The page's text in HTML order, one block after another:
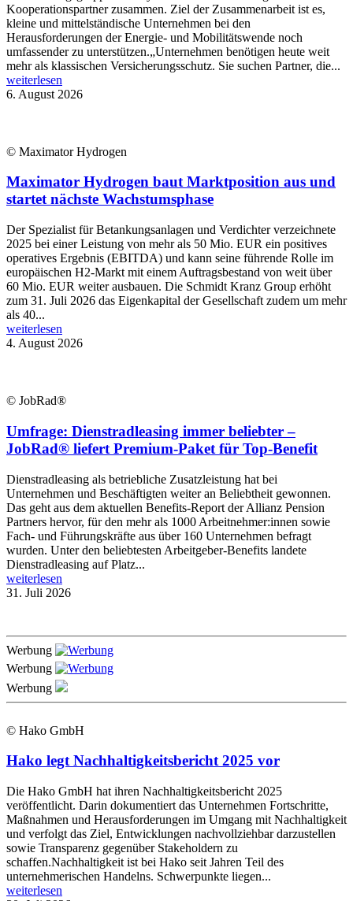
Kooperationspartner zusammen. Ziel der Zusammenarbeit ist es,
kleine und mittelständische Unternehmen bei den
Herausforderungen der Energie- und Mobilitätswende noch
umfassender zu unterstützen.„Unternehmen benötigen heute weit
mehr als klassischen Versicherungsschutz. Sie suchen Partner, die...
weiterlesen
6. August 2026
© Maximator Hydrogen
Maximator Hydrogen baut Marktposition aus und
startet nächste Wachstumsphase
Der Spezialist für Betankungsanlagen und Verdichter verzeichnete
2025 bei einer Leistung von mehr als 50 Mio. EUR ein positives
operatives Ergebnis (EBITDA) und kann seine führende Rolle im
europäischen H2-Markt mit einem Auftragsbestand von weit über
60 Mio. EUR weiter ausbauen. Die Schmidt Kranz Group erhöht
zum 31. Juli 2026 das Eigenkapital der Gesellschaft zudem um mehr
als 40...
weiterlesen
4. August 2026
© JobRad®
Umfrage: Dienstradleasing immer beliebter –
JobRad® liefert Premium-Paket für Top-Benefit
Dienstradleasing als betriebliche Zusatzleistung hat bei
Unternehmen und Beschäftigten weiter an Beliebtheit gewonnen.
Das geht aus dem aktuellen Benefits-Report der Allianz Pension
Partners hervor, für den mehr als 1000 Arbeitnehmer:innen sowie
Fach- und Führungskräfte aus über 160 Unternehmen befragt
wurden. Unter den beliebtesten Arbeitgeber-Benefits landete
Dienstradleasing auf Platz...
weiterlesen
31. Juli 2026
Werbung
Werbung
Werbung
© Hako GmbH
Hako legt Nachhaltigkeitsbericht 2025 vor
Die Hako GmbH hat ihren Nachhaltigkeitsbericht 2025
veröffentlicht. Darin dokumentiert das Unternehmen Fortschritte,
Maßnahmen und Herausforderungen im Umgang mit Nachhaltigkeit
und verfolgt das Ziel, Entwicklungen nachvollziehbar darzustellen
sowie Transparenz gegenüber Stakeholdern zu
schaffen.Nachhaltigkeit ist bei Hako seit Jahren Teil des
unternehmerischen Handelns. Schwerpunkte liegen...
weiterlesen